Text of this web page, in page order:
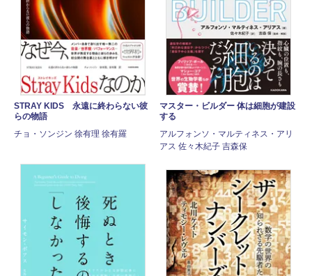
STRAY KIDS 永遠に終わらない彼
らの物語
チョ・ソンジン 徐有理 徐有羅
マスター・ビルダー 体は細胞が建設
する
アルフォンソ・マルティネス・アリ
アス 佐々木紀子 吉森保